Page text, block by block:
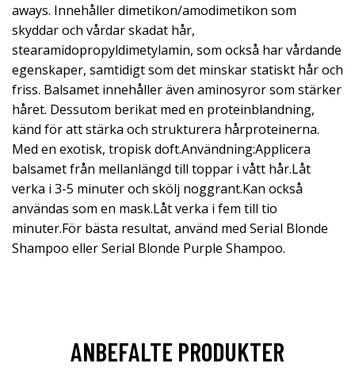
aways. Innehåller dimetikon/amodimetikon som
skyddar och vårdar skadat hår,
stearamidopropyldimetylamin, som också har vårdande
egenskaper, samtidigt som det minskar statiskt hår och
friss. Balsamet innehåller även aminosyror som stärker
håret. Dessutom berikat med en proteinblandning,
känd för att stärka och strukturera hårproteinerna.
Med en exotisk, tropisk doft.Användning:Applicera
balsamet från mellanlängd till toppar i vått hår.Låt
verka i 3-5 minuter och skölj noggrant.Kan också
användas som en mask.Låt verka i fem till tio
minuter.För bästa resultat, använd med Serial Blonde
Shampoo eller Serial Blonde Purple Shampoo.
ANBEFALTE PRODUKTER